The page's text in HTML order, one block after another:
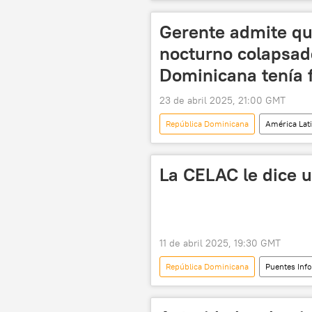
Gerente admite
nocturno
Dominicana tenía
23 de abril 2025, 21:00 GMT
República Dominicana América
La CELAC le dice
11 de abril 2025, 19:30 GMT
República Dominicana Puentes
Donald Trump
📈 Mercados